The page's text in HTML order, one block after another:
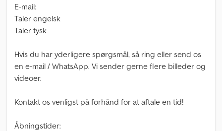
E-mail:
Taler engelsk
Taler tysk
Hvis du har yderligere spørgsmål, så ring eller send os
en e-mail / WhatsApp. Vi sender gerne flere billeder og
videoer.
Kontakt os venligst på forhånd for at aftale en tid!
Åbningstider: